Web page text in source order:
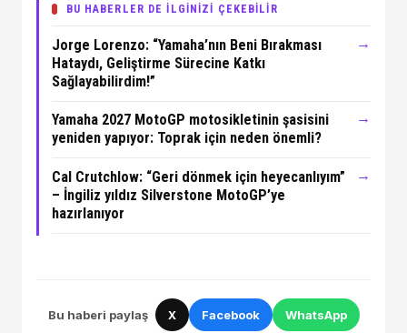
BU HABERLER DE İLGİNİZİ ÇEKEBİLİR
Jorge Lorenzo: “Yamaha’nın Beni Bırakması
Hataydı, Geliştirme Sürecine Katkı
Sağlayabilirdim!”
→
Yamaha 2027 MotoGP motosikletinin şasisini
yeniden yapıyor: Toprak için neden önemli?
→
Cal Crutchlow: “Geri dönmek için heyecanlıyım”
– İngiliz yıldız Silverstone MotoGP’ye
hazırlanıyor
→
Bu haberi paylaş X Facebook WhatsApp